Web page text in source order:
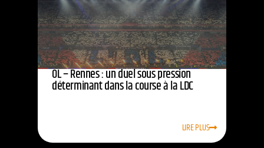
OL – Rennes : un duel sous pression
déterminant dans la course à la LDC
LIRE PLUS